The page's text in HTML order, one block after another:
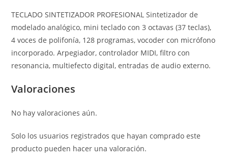
TECLADO SINTETIZADOR PROFESIONAL Sintetizador de
modelado analógico, mini teclado con 3 octavas (37 teclas),
4 voces de polifonía, 128 programas, vocoder con micrófono
incorporado. Arpegiador, controlador MIDI, filtro con
resonancia, multiefecto digital, entradas de audio externo.
Valoraciones
No hay valoraciones aún.
Solo los usuarios registrados que hayan comprado este
producto pueden hacer una valoración.